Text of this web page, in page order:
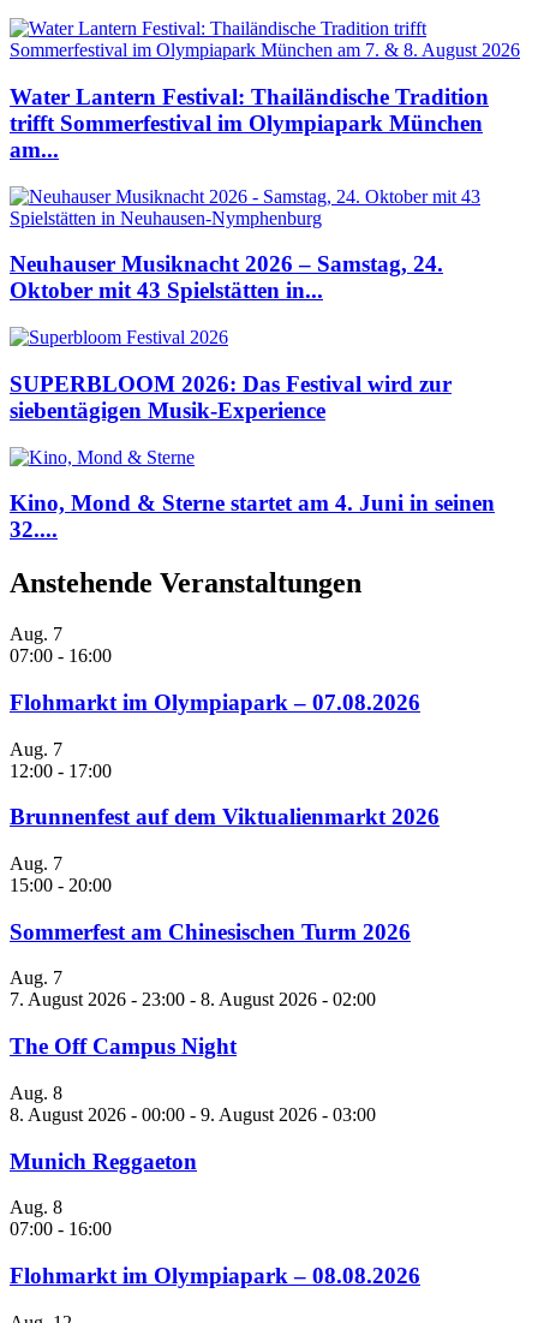
Water Lantern Festival: Thailändische Tradition
trifft Sommerfestival im Olympiapark München
am...
Neuhauser Musiknacht 2026 – Samstag, 24.
Oktober mit 43 Spielstätten in...
SUPERBLOOM 2026: Das Festival wird zur
siebentägigen Musik-Experience
Kino, Mond & Sterne startet am 4. Juni in seinen
32....
Anstehende Veranstaltungen
Aug. 7
07:00 - 16:00
Flohmarkt im Olympiapark – 07.08.2026
Aug. 7
12:00 - 17:00
Brunnenfest auf dem Viktualienmarkt 2026
Aug. 7
15:00 - 20:00
Sommerfest am Chinesischen Turm 2026
Aug. 7
7. August 2026 - 23:00 - 8. August 2026 - 02:00
The Off Campus Night
Aug. 8
8. August 2026 - 00:00 - 9. August 2026 - 03:00
Munich Reggaeton
Aug. 8
07:00 - 16:00
Flohmarkt im Olympiapark – 08.08.2026